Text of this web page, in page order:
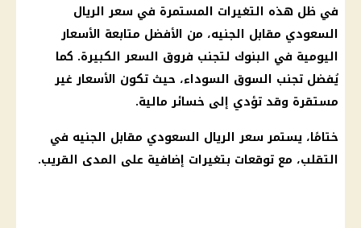
في ظل هذه التغيرات المستمرة في سعر الريال
السعودي مقابل الجنيه، من الأفضل متابعة الأسعار
اليومية في البنوك لتجنب فروق السعر الكبيرة. كما
يُفضل تجنب السوق السوداء، حيث تكون الأسعار غير
مستقرة وقد تؤدي إلى خسائر مالية.
ختامًا، يستمر سعر الريال السعودي مقابل الجنيه في
التقلب، مع توقعات بتغيرات إضافية على المدى القريب.